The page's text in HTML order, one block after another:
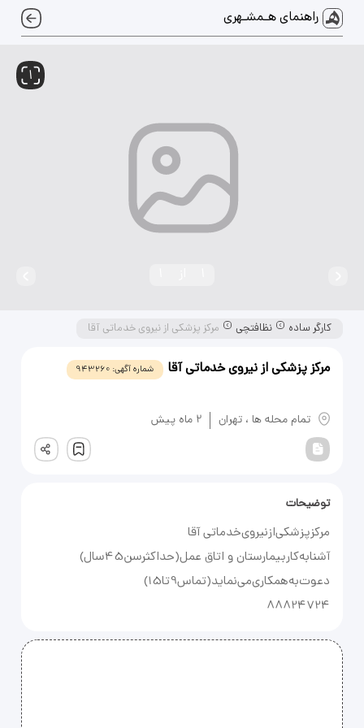
راهنمای هـمشـهری
1
کارگر ساده نظافتچی مرکز پزشکی‌ از نیروی‌ خدماتی آقا
مرکز پزشکی‌ از نیروی‌ خدماتی آقا شماره آگهی: 943260
تمام محله ها ، تهران 2 ماه پیش
یادداشت
ثبت
توضیحات
88824724